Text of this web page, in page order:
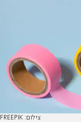
צילום: FREEPIK